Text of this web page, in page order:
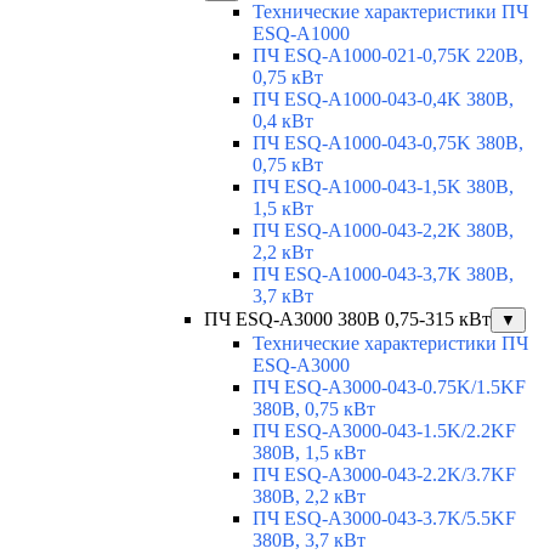
Технические характеристики ПЧ
ESQ-A1000
ПЧ ESQ-A1000-021-0,75K 220В,
0,75 кВт
ПЧ ESQ-A1000-043-0,4K 380В,
0,4 кВт
ПЧ ESQ-A1000-043-0,75K 380В,
0,75 кВт
ПЧ ESQ-A1000-043-1,5K 380В,
1,5 кВт
ПЧ ESQ-A1000-043-2,2K 380В,
2,2 кВт
ПЧ ESQ-A1000-043-3,7K 380В,
3,7 кВт
ПЧ ESQ-A3000 380В 0,75-315 кВт
▼
Технические характеристики ПЧ
ESQ-A3000
ПЧ ESQ-A3000-043-0.75K/1.5KF
380В, 0,75 кВт
ПЧ ESQ-A3000-043-1.5K/2.2KF
380В, 1,5 кВт
ПЧ ESQ-A3000-043-2.2K/3.7KF
380В, 2,2 кВт
ПЧ ESQ-A3000-043-3.7K/5.5KF
380В, 3,7 кВт